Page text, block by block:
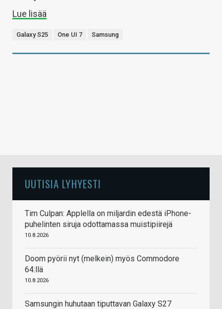
Lue lisää
Galaxy S25 One UI 7 Samsung
UUTISIA LYHYESTI
Tim Culpan: Applella on miljardin edestä iPhone-
puhelinten siruja odottamassa muistipiirejä
10.8.2026
Doom pyörii nyt (melkein) myös Commodore
64:llä
10.8.2026
Samsungin huhutaan tiputtavan Galaxy S27